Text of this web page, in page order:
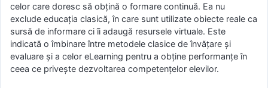
celor care doresc să obțină o formare continuă. Ea nu
exclude educația clasică, în care sunt utilizate obiecte reale ca
sursă de informare ci îi adaugă resursele virtuale. Este
indicată o îmbinare între metodele clasice de învățare și
evaluare și a celor eLearning pentru a obține performanțe în
ceea ce privește dezvoltarea competențelor elevilor.